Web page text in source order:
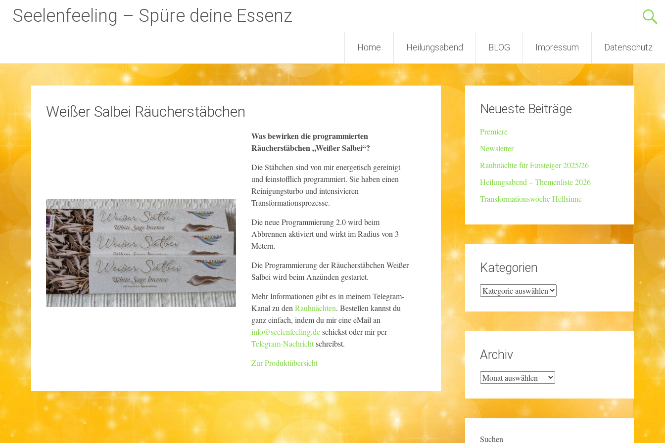
Seelenfeeling – Spüre deine Essenz
Home Heilungsabend BLOG Impressum Datenschutz
Weißer Salbei Räucherstäbchen
Was bewirken die programmierten
Räucherstäbchen „Weißer Salbei“?
Die Stäbchen sind von mir energetisch gereinigt
und feinstofflich programmiert. Sie haben einen
Reinigungsturbo und intensivieren
Transformationsprozesse.
Die neue Programmierung 2.0 wird beim
Abbrennen aktiviert und wirkt im Radius von 3
Metern.
Die Programmierung der Räucherstäbchen Weißer
Salbei wird beim Anzünden gestartet.
Mehr Informationen gibt es in meinem Telegram-
Kanal zu den Rauhnächten. Bestellen kannst du
ganz einfach, indem du mir eine eMail an
info@seelenfeeling.deschickst oder mir per
Telegram-Nachrichtschreibst.
Zur Produktübersicht
Neueste Beiträge
Premiere
Newsletter
Rauhnächte für Einsteiger 2025/26
Heilungsabend – Themenliste 2026
Transformationswoche Hellsinne
Kategorien
Kategorien
Archiv
Archiv
Suchen